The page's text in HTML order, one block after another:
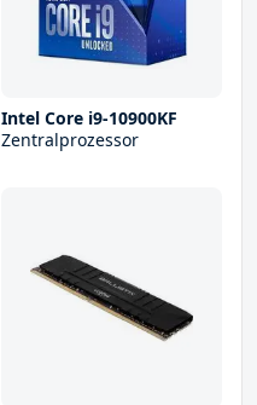
Intel Core i9-10900KF
Zentralprozessor